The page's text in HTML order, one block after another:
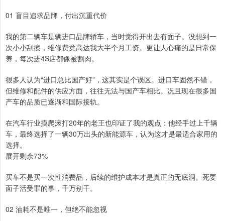
01 盲目追求品牌，付出沉重代价
我的第二辆车是辆进口品牌轿车，当时觉得开出去有面子。没想到一
次小小刮擦，维修费竟高达我大半个月工资。更让人心痛的是日常保
养，每次进4S店都像被割肉。
很多人认为“进口总比国产好”，这其实是个误区。进口车固然不错，
但维修和配件的供应方面，往往无法与国产车相比。况且现在很多国
产车的品质已逐渐和国际接轨。
在汽车行业摸爬滚打20年的老王也印证了我的观点：他经手过上千辆
车，最终选择了一辆30万出头的新能源车，认为这才是最适合家用的
选择。
展开剩余73%
买车不是买一次性消费品，后续的维护成本才是真正的无底洞。死要
面子活受罪的事，千万别干。
02 油耗不是唯一，但绝不能忽视